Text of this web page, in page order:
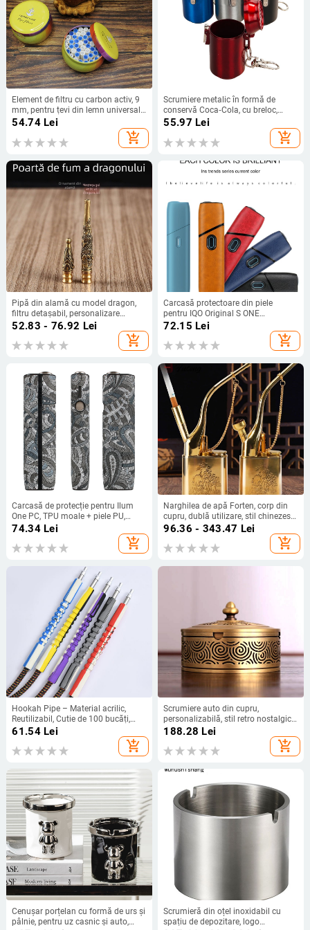
Element de filtru cu carbon activ, 9
mm, pentru țevi din lemn universale,
set de 50 bucăți
54.74Lei
add_shopping_cart
Scrumiere metalic în formă de
conservă Coca‑Cola, cu breloc,
imprimare logo disponibilă, cadou
sărbători
55.97 Lei
add_shopping_cart
Pipă din alamă cu model dragon,
filtru detașabil, personalizare
disponibilă - Bj123 124, Guangdong
52.83 - 76.92 Lei
add_shopping_cart
Carcasă protectoare din piele
pentru IQO Original S ONE
echipament de încălzire —
PC+leather, decorativ şi depozitare,
imprimare logo, personalizare
72.15 Lei
add_shopping_cart
Carcasă de protecție pentru Ilum
One PC, TPU moale + piele PU,
model lemn, cu spațiu de stocare
74.34Lei
add_shopping_cart
Narghilea de apă Forten, corp din
cupru, dublă utilizare, stil chinezesc
nou (Brand Forten • Material: Cupru
• Stil: Stil chinezesc nou • Funcție:
Dublă utilizare)
96.36 - 343.47 Lei
add_shopping_cart
Hookah Pipe – Material acrilic,
Reutilizabil, Cutie de 100 bucăți,
Fără logo
61.54Lei
add_shopping_cart
Scrumiere auto din cupru,
personalizabilă, stil retro nostalgic,
brand Six Fan Hall
188.28 Lei
add_shopping_cart
Cenușar porțelan cu formă de urs și
pâlnie, pentru uz casnic și auto,
Scrumieră din oțel inoxidabil cu
spațiu de depozitare, logo